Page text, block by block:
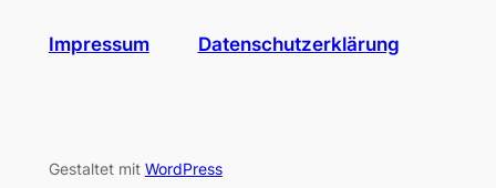
Impressum Datenschutzerklärung
Gestaltet mit WordPress